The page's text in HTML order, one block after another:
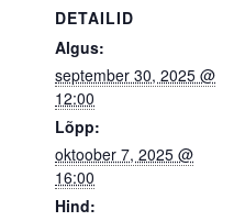
DETAILID
Algus:
september 30, 2025 @
12:00
Lõpp:
oktoober 7, 2025 @
16:00
Hind: